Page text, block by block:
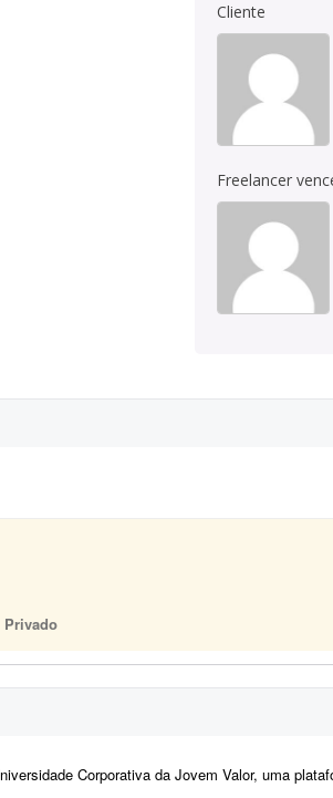
Cliente
Freelancer
Privado
da Jovem Valor, uma plataforma de capacitação interna criada para padronizar